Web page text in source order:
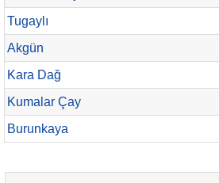
Tugaylı
Akgün
Kara Dağ
Kumalar Çay
Burunkaya